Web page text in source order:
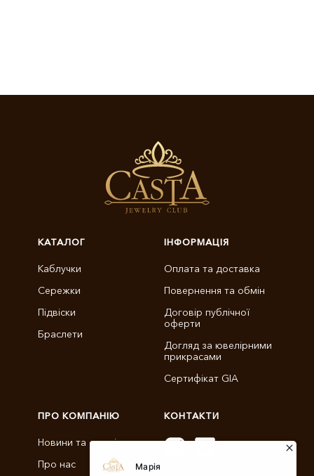
КАТАЛОГ
Каблучки
Сережки
Підвіски
Браслети
ІНФОРМАЦІЯ
Оплата та доставка
Повернення та обмін
Договір публічної
оферти
Догляд за ювелірними
прикрасами
Сертифікат GIA
ПРО КОМПАНІЮ
Новини та статті
Про нас
КОНТАКТИ